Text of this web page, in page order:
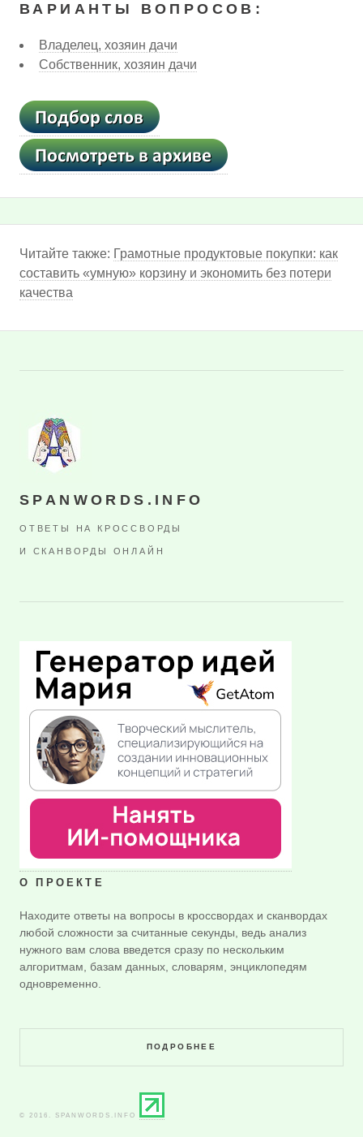
ВАРИАНТЫ ВОПРОСОВ:
Владелец, хозяин дачи
Собственник, хозяин дачи
Читайте также: Грамотные продуктовые покупки: как
составить «умную» корзину и экономить без потери
качества
SPANWORDS.INFO
ОТВЕТЫ НА КРОССВОРДЫ
И СКАНВОРДЫ ОНЛАЙН
О ПРОЕКТЕ
Находите ответы на вопросы в кроссвордах и сканвордах
любой сложности за считанные секунды, ведь анализ
нужного вам слова введется сразу по нескольким
алгоритмам, базам данных, словарям, энциклопедям
одновременно.
ПОДРОБНЕЕ
© 2016. SPANWORDS.INFO